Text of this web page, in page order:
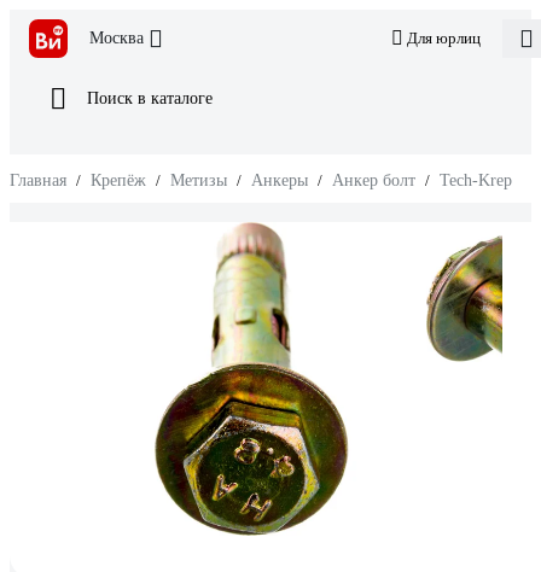
Москва Для юрлиц
Поиск в каталоге
Главная / Крепёж / Метизы / Анкеры / Анкер болт / Tech-Krep